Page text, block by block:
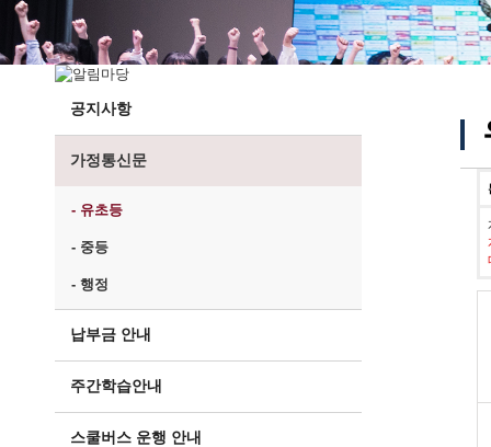
전경사진
공지사항
가정통신문
- 유초등
- 중등
- 행정
납부금 안내
주간학습안내
스쿨버스 운행 안내